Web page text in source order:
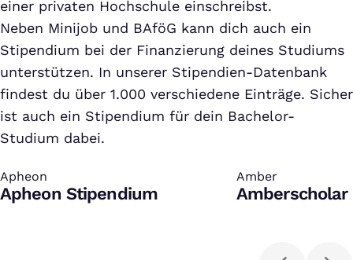
einer privaten Hochschule einschreibst.
Neben Minijob und BAföG kann dich auch ein
Stipendium bei der Finanzierung deines Studiums
unterstützen. In unserer Stipendien-Datenbank
findest du über 1.000 verschiedene Einträge. Sicher
ist auch ein Stipendium für dein Bachelor-
Studium dabei.
Apheon
:
Apheon Stipendium
Amber
:
Amberscholar